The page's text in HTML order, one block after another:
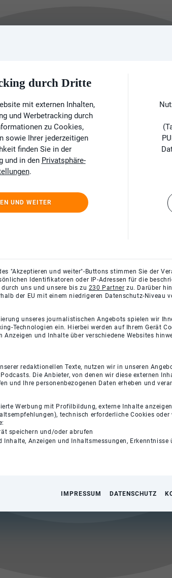
durch Dritte
mit externen Inhalten,
und Werbetracking durch
zu Cookies,
sowie Ihrer jederzeitigen
finden Sie in der
und in den Privatsphäre-
.
UND WEITER
"Akzeptieren und weiter"-Buttons stimmen Sie der
Identifikatoren oder IP-Adressen für die
uns und unsere bis zu 230 Partner zu. Darüber
der EU mit einem niedrigeren Datenschutz-Niveau
unseres journalistischen Angebots spielen wir
Technologien ein. Hierbei werden auf Ihrem Gerät
Anzeigen und Inhalte über verschiedene Websites
redaktionellen Texte, nutzen wir in unseren
Die Anbieter, von denen wir diese externen
und Ihre personenbezogenen Daten erheben und
Werbung mit Profilbildung, externe Inhalte
technisch erforderliche Cookies
speichern und/oder abrufen
Inhalte, Anzeigen und Inhaltsmessungen,
IMPRESSUM DATENSCHUTZ